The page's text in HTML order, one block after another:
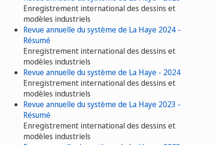
Enregistrement international des dessins et
modèles industriels
Revue annuelle du système de La Haye 2024 -
Résumé
Enregistrement international des dessins et
modèles industriels
Revue annuelle du système de La Haye - 2024
Enregistrement international des dessins et
modèles industriels
Revue annuelle du système de La Haye 2023 -
Résumé
Enregistrement international des dessins et
modèles industriels